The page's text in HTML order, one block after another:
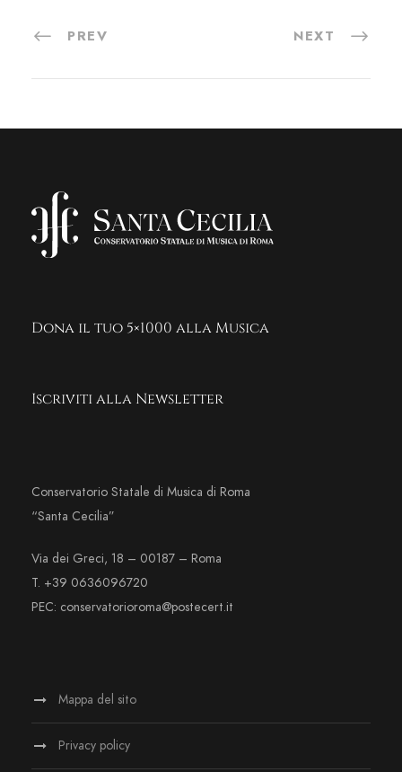
PREV NEXT
Dona il tuo 5×1000 alla Musica
Iscriviti alla Newsletter
Conservatorio Statale di Musica di Roma
“Santa Cecilia”
Via dei Greci, 18 – 00187 – Roma
T. +39 0636096720
PEC: conservatorioroma@postecert.it
Mappa del sito
Privacy policy